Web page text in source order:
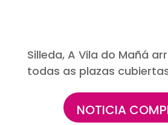
Silleda, A Vila do Mañá
todas as plazas
NOTICIA